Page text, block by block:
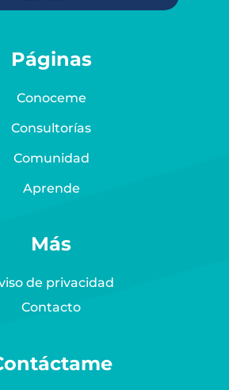
Páginas
Conoceme
Consultorías
Comunidad
Aprende
Más
de privacidad
Contacto